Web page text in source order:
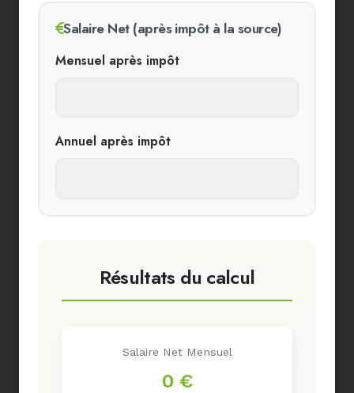
Salaire Net (après impôt à la source)
Mensuel après impôt
Annuel après impôt
Résultats du calcul
Salaire Net Mensuel
0 €